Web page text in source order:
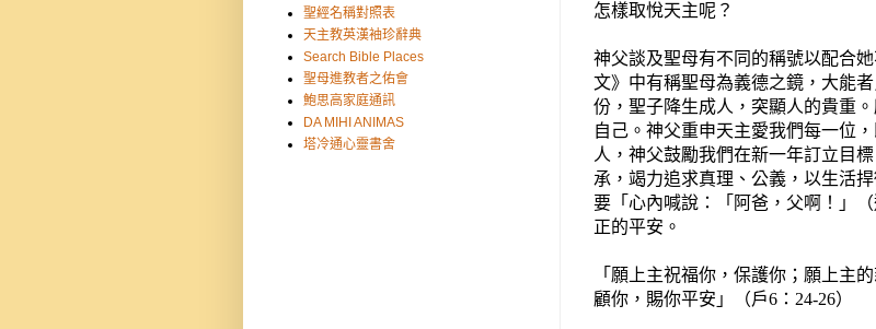
怎樣取悅天主呢？
神父談及聖母有不同 的稱號以配合她
文》 中有稱聖母為義德之鏡，大能
份，聖子降生成人，突顯人的貴重。
自己。神父重申天主愛我們每一位，
人，神父鼓勵我們在新一年訂立 目
承， 竭力追求真理、公義，以生活捍
要「心內喊說：「阿爸，父啊！」（
正的平安。
「願上主祝福你，保護你；願上主
顧你，賜你平安」（戶6 ： 24-26）
聖經名稱對照表
天主教英漢袖珍辭典
Search Bible Places
聖母進教者之佑會
鮑思高家庭通訊
DA MIHI ANIMAS
塔冷通心靈書舍